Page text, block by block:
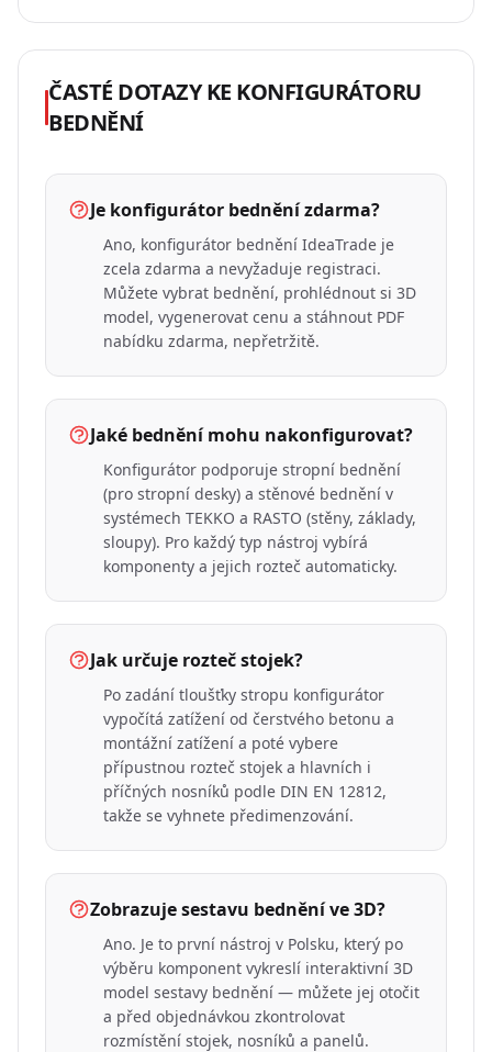
ČASTÉ DOTAZY KE KONFIGURÁTORU
BEDNĚNÍ
Je konfigurátor bednění zdarma?
Ano, konfigurátor bednění IdeaTrade je
zcela zdarma a nevyžaduje registraci.
Můžete vybrat bednění, prohlédnout si 3D
model, vygenerovat cenu a stáhnout PDF
nabídku zdarma, nepřetržitě.
Jaké bednění mohu nakonfigurovat?
Konfigurátor podporuje stropní bednění
(pro stropní desky) a stěnové bednění v
systémech TEKKO a RASTO (stěny, základy,
sloupy). Pro každý typ nástroj vybírá
komponenty a jejich rozteč automaticky.
Jak určuje rozteč stojek?
Po zadání tloušťky stropu konfigurátor
vypočítá zatížení od čerstvého betonu a
montážní zatížení a poté vybere
přípustnou rozteč stojek a hlavních i
příčných nosníků podle DIN EN 12812,
takže se vyhnete předimenzování.
Zobrazuje sestavu bednění ve 3D?
Ano. Je to první nástroj v Polsku, který po
výběru komponent vykreslí interaktivní 3D
model sestavy bednění — můžete jej otočit
a před objednávkou zkontrolovat
rozmístění stojek, nosníků a panelů.